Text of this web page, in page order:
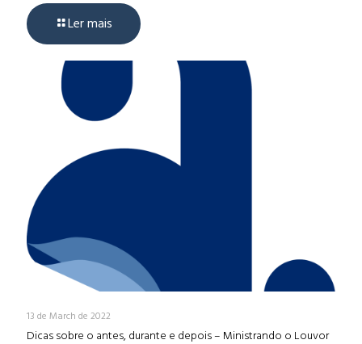
Ler mais
13 de March de 2022
Dicas sobre o antes, durante e depois – Ministrando o Louvor